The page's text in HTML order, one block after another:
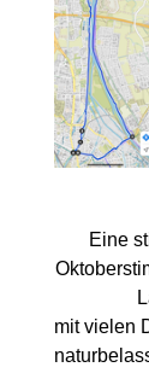
Eine
mit vielen